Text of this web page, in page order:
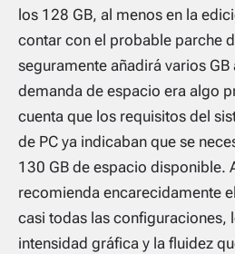
los 128 GB, al menos en la
contar con el probable parche
seguramente añadirá varios
demanda de espacio era algo
cuenta que los requisitos del
de PC ya indicaban que se
130 GB de espacio disponible.
recomienda encarecidamente
casi todas las configuraciones,
intensidad gráfica y la fluidez